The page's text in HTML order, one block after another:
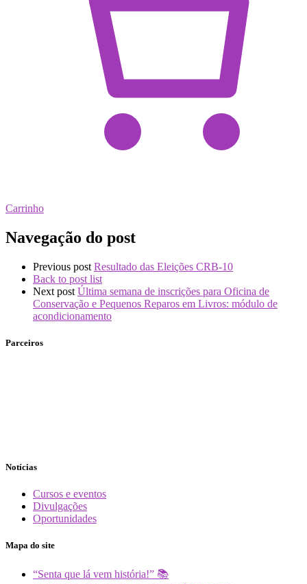
Carrinho
Navegação do post
Previous post Resultado das Eleições CRB-10
Back to post list
Next post Última semana de inscrições para Oficina de
Conservação e Pequenos Reparos em Livros: módulo de
acondicionamento
Parceiros
Notícias
Cursos e eventos
Divulgações
Oportunidades
Mapa do site
“Senta que lá vem história!” 📚